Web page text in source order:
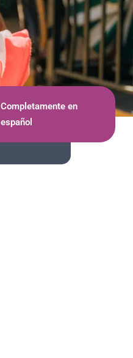
Completamente en
español